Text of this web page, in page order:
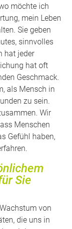
möchte ich
mein Leben
Sie geben
sinnvolles
hat jeder
hat oft
Geschmack.
als Mensch in
zu sein.
Wir
Menschen
Gefühl haben,
Sie
von
die uns in